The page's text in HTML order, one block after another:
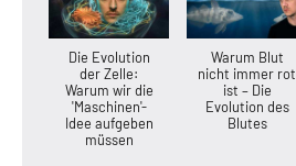
Die Evolution
der Zelle:
Warum wir die
'Maschinen'-
Idee aufgeben
müssen
Warum Blut
nicht immer rot
ist – Die
Evolution des
Blutes